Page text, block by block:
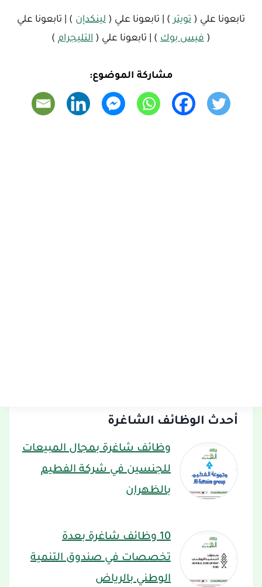
تابعونا علي ( تويتر ) | تابعونا علي ( لينكدإن ) | تابعونا علي
( فيس بوك ) | تابعونا علي ( التليجرام )
مشاركة الموضوع:
أحدث الوظائف الشاغرة
وظائف شاغرة بمجال المبيعات
للجنسين في شركة الفطيم
بالظهران
10 وظائف شاغرة بعدة
تخصصات في صندوق التنمية
الوطني بالرياض